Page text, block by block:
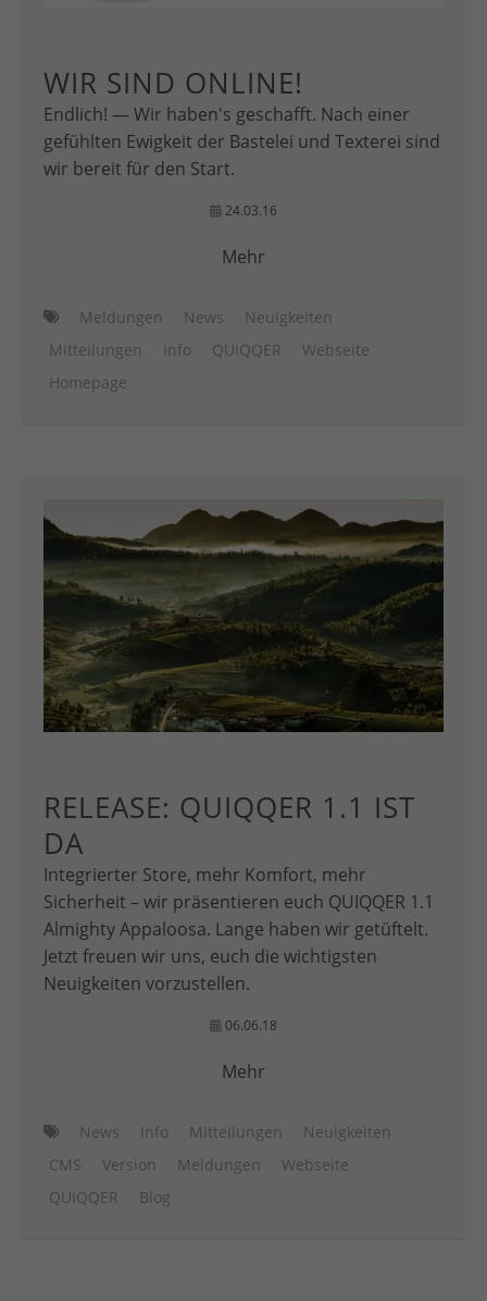
WIR SIND ONLINE!
Endlich! — Wir haben's geschafft. Nach einer
gefühlten Ewigkeit der Bastelei und Texterei sind
wir bereit für den Start.
24.03.16
Mehr
Meldungen News
Neuigkeiten
Mitteilungen
Info QUIQQER
Webseite
Homepage
RELEASE: QUIQQER 1.1 IST
DA
Integrierter Store, mehr Komfort, mehr
Sicherheit – wir präsentieren euch QUIQQER 1.1
Almighty Appaloosa. Lange haben wir getüftelt.
Jetzt freuen wir uns, euch die wichtigsten
Neuigkeiten vorzustellen.
06.06.18
Mehr
News Info Mitteilungen
Neuigkeiten
CMS
Version Meldungen
Webseite
QUIQQER
Blog